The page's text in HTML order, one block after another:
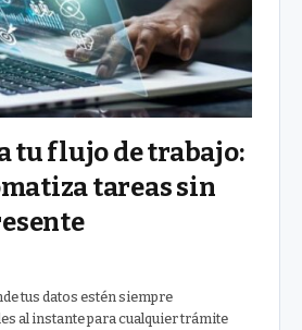
tu flujo de trabajo:
tareas sin
tus datos estén siempre
al instante para cualquier trámite